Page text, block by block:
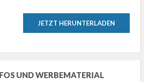
JETZT HERUNTERLADEN
UND WERBEMATERIAL